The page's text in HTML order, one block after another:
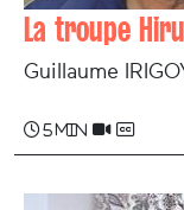
La troupe
Guillaume
5 min